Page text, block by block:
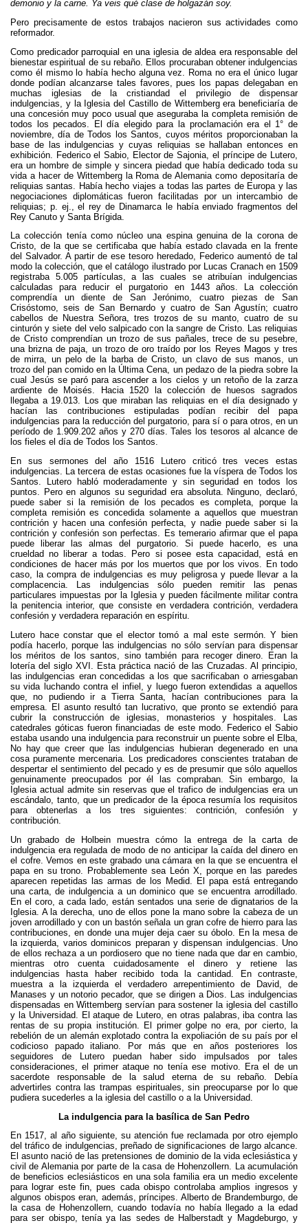
demonio y la carne. Ya veis qué clase de holgazán soy.
Pero precisamente de estos trabajos nacieron sus actividades como
reformador.
Como predicador parroquial en una iglesia de aldea era responsable del
bienestar espiritual de su rebaño. Ellos procuraban obtener indulgencias
como él mismo lo había hecho alguna vez. Roma no era el único lugar
donde podían alcanzarse tales favores, pues los papas delegaban en
muchas iglesias de la cristiandad el privilegio de dispensar
indulgencias, y la Iglesia del Castillo de Wittemberg era beneficiaría de
una concesión muy poco usual que aseguraba la completa remisión de
todos los pecados. El día elegido para la proclamación era el 1° de
noviembre, día de Todos los Santos, cuyos méritos proporcionaban la
base de las indulgencias y cuyas reliquias se hallaban entonces en
exhibición. Federico el Sabio, Elector de Sajonia, el príncipe de Lutero,
era un hombre de simple y sincera piedad que había dedicado toda su
vida a hacer de Wittemberg la Roma de Alemania como depositaría de
reliquias santas. Había hecho viajes a todas las partes de Europa y las
negociaciones diplomáticas fueron facilitadas por un intercambio de
reliquias; p. ej., el rey de Dinamarca le había enviado fragmentos del
Rey Canuto y Santa Brígida.
La colección tenía como núcleo una espina genuina de la corona de
Cristo, de la que se certificaba que había estado clavada en la frente
del Salvador. A partir de ese tesoro heredado, Federico aumentó de tal
modo la colección, que el catálogo ilustrado por Lucas Cranach en 1509
registraba 5.005 partículas, a las cuales se atribuían indulgencias
calculadas para reducir el purgatorio en 1443 años. La colección
comprendía un diente de San Jerónimo, cuatro piezas de San
Crisóstomo, seis de San Bernardo y cuatro de San Agustín; cuatro
cabellos de Nuestra Señora, tres trozos de su manto, cuatro de su
cinturón y siete del velo salpicado con la sangre de Cristo. Las reliquias
de Cristo comprendían un trozo de sus pañales, trece de su pesebre,
una brizna de paja, un trozo de oro traído por los Reyes Magos y tres
de mirra, un pelo de la barba de Cristo, un clavo de sus manos, un
trozo del pan comido en la Última Cena, un pedazo de la piedra sobre la
cual Jesús se paró para ascender a los cielos y un retoño de la zarza
ardiente de Moisés. Hacia 1520 la colección de huesos sagrados
llegaba a 19.013. Los que miraban las reliquias en el día designado y
hacían las contribuciones estipuladas podían recibir del papa
indulgencias para la reducción del purgatorio, para sí o para otros, en un
período de 1.909.202 años y 270 días. Tales los tesoros al alcance de
los fieles el día de Todos los Santos.
En sus sermones del año 1516 Lutero criticó tres veces estas
indulgencias. La tercera de estas ocasiones fue la víspera de Todos los
Santos. Lutero habló moderadamente y sin seguridad en todos los
puntos. Pero en algunos su seguridad era absoluta. Ninguno, declaró,
puede saber si la remisión de los pecados es completa, porque la
completa remisión es concedida solamente a aquellos que muestran
contrición y hacen una confesión perfecta, y nadie puede saber si la
contrición y confesión son perfectas. Es temerario afirmar que el papa
puede liberar las almas del purgatorio. Si puede hacerlo, es una
crueldad no liberar a todas. Pero si posee esta capacidad, está en
condiciones de hacer más por los muertos que por los vivos. En todo
caso, la compra de indulgencias es muy peligrosa y puede llevar a la
complacencia. Las indulgencias sólo pueden remitir las penas
particulares impuestas por la Iglesia y pueden fácilmente militar contra
la penitencia interior, que consiste en verdadera contrición, verdadera
confesión y verdadera reparación en espíritu.
Lutero hace constar que el elector tomó a mal este sermón. Y bien
podía hacerlo, porque las indulgencias no sólo servían para dispensar
los méritos de los santos, sino también para recoger dinero. Eran la
lotería del siglo XVI. Esta práctica nació de las Cruzadas. Al principio,
las indulgencias eran concedidas a los que sacrificaban o arriesgaban
su vida luchando contra el infiel, y luego fueron extendidas a aquellos
que, no pudiendo ir a Tierra Santa, hacían contribuciones para la
empresa. El asunto resultó tan lucrativo, que pronto se extendió para
cubrir la construcción de iglesias, monasterios y hospitales. Las
catedrales góticas fueron financiadas de este modo. Federico el Sabio
estaba usando una indulgencia para reconstruir un puente sobre el Elba,
No hay que creer que las indulgencias hubieran degenerado en una
cosa puramente mercenaria. Los predicadores conscientes trataban de
despertar el sentimiento del pecado y es de presumir que sólo aquellos
genuinamente preocupados por él las compraban. Sin embargo, la
Iglesia actual admite sin reservas que el trafico de indulgencias era un
escándalo, tanto, que un predicador de la época resumía los requisitos
para obtenerlas a los tres siguientes: contrición, confesión y
contribución.
Un grabado de Holbein muestra cómo la entrega de la carta de
indulgencia era regulada de modo de no anticipar la caída del dinero en
el cofre. Vemos en este grabado una cámara en la que se encuentra el
papa en su trono. Probablemente sea León X, porque en las paredes
aparecen repetidas las armas de los Medid. El papa está entregando
una carta, de indulgencia a un dominico que se encuentra arrodillado.
En el coro, a cada lado, están sentados una serie de dignatarios de la
Iglesia. A la derecha, uno de ellos pone la mano sobre la cabeza de un
joven arrodillado y con un bastón señala un gran cofre de hierro para las
contribuciones, en donde una mujer deja caer su óbolo. En la mesa de
la izquierda, varios dominicos preparan y dispensan indulgencias. Uno
de ellos rechaza a un pordiosero que no tiene nada que dar en cambio,
mientras otro cuenta cuidadosamente el dinero y retiene las
indulgencias hasta haber recibido toda la cantidad. En contraste,
muestra a la izquierda el verdadero arrepentimiento de David, de
Manases y un notorio pecador, que se dirigen a Dios. Las indulgencias
dispensadas en Wittemberg servían para sostener la iglesia del castillo
y la Universidad. El ataque de Lutero, en otras palabras, iba contra las
rentas de su propia institución. El primer golpe no era, por cierto, la
rebelión de un alemán explotado contra la expoliación de su país por el
codicioso papado italiano. Por más que en años posteriores los
seguidores de Lutero puedan haber sido impulsados por tales
consideraciones, el primer ataque no tenía ese motivo. Era el de un
sacerdote responsable de la salud eterna de su rebaño. Debía
advertirles contra las trampas espirituales, sin preocuparse por lo que
pudiera sucederles a la iglesia del castillo o a la Universidad.
La indulgencia para la basílica de San Pedro
En 1517, al año siguiente, su atención fue reclamada por otro ejemplo
del tráfico de indulgencias, preñado de significaciones de largo alcance.
El asunto nació de las pretensiones de dominio de la vida eclesiástica y
civil de Alemania por parte de la casa de Hohenzollern. La acumulación
de beneficios eclesiásticos en una sola familia era un medio excelente
para lograr este fin, pues cada obispo controlaba amplios ingresos y
algunos obispos eran, además, príncipes. Alberto de Brandemburgo, de
la casa de Hohenzollern, cuando todavía no había llegado a la edad
para ser obispo, tenía ya las sedes de Halberstadt y Magdeburgo, y